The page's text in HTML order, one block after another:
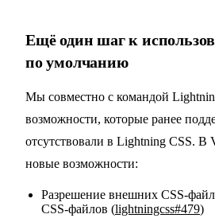
Ещё один шаг к
по умолчанию
Мы совместно с командой
возможности, которые ранее
отсутствовали в Lightning CSS. В
новые возможности:
Разрешение внешних CSS-
CSS-файлов (lightningcss#479)